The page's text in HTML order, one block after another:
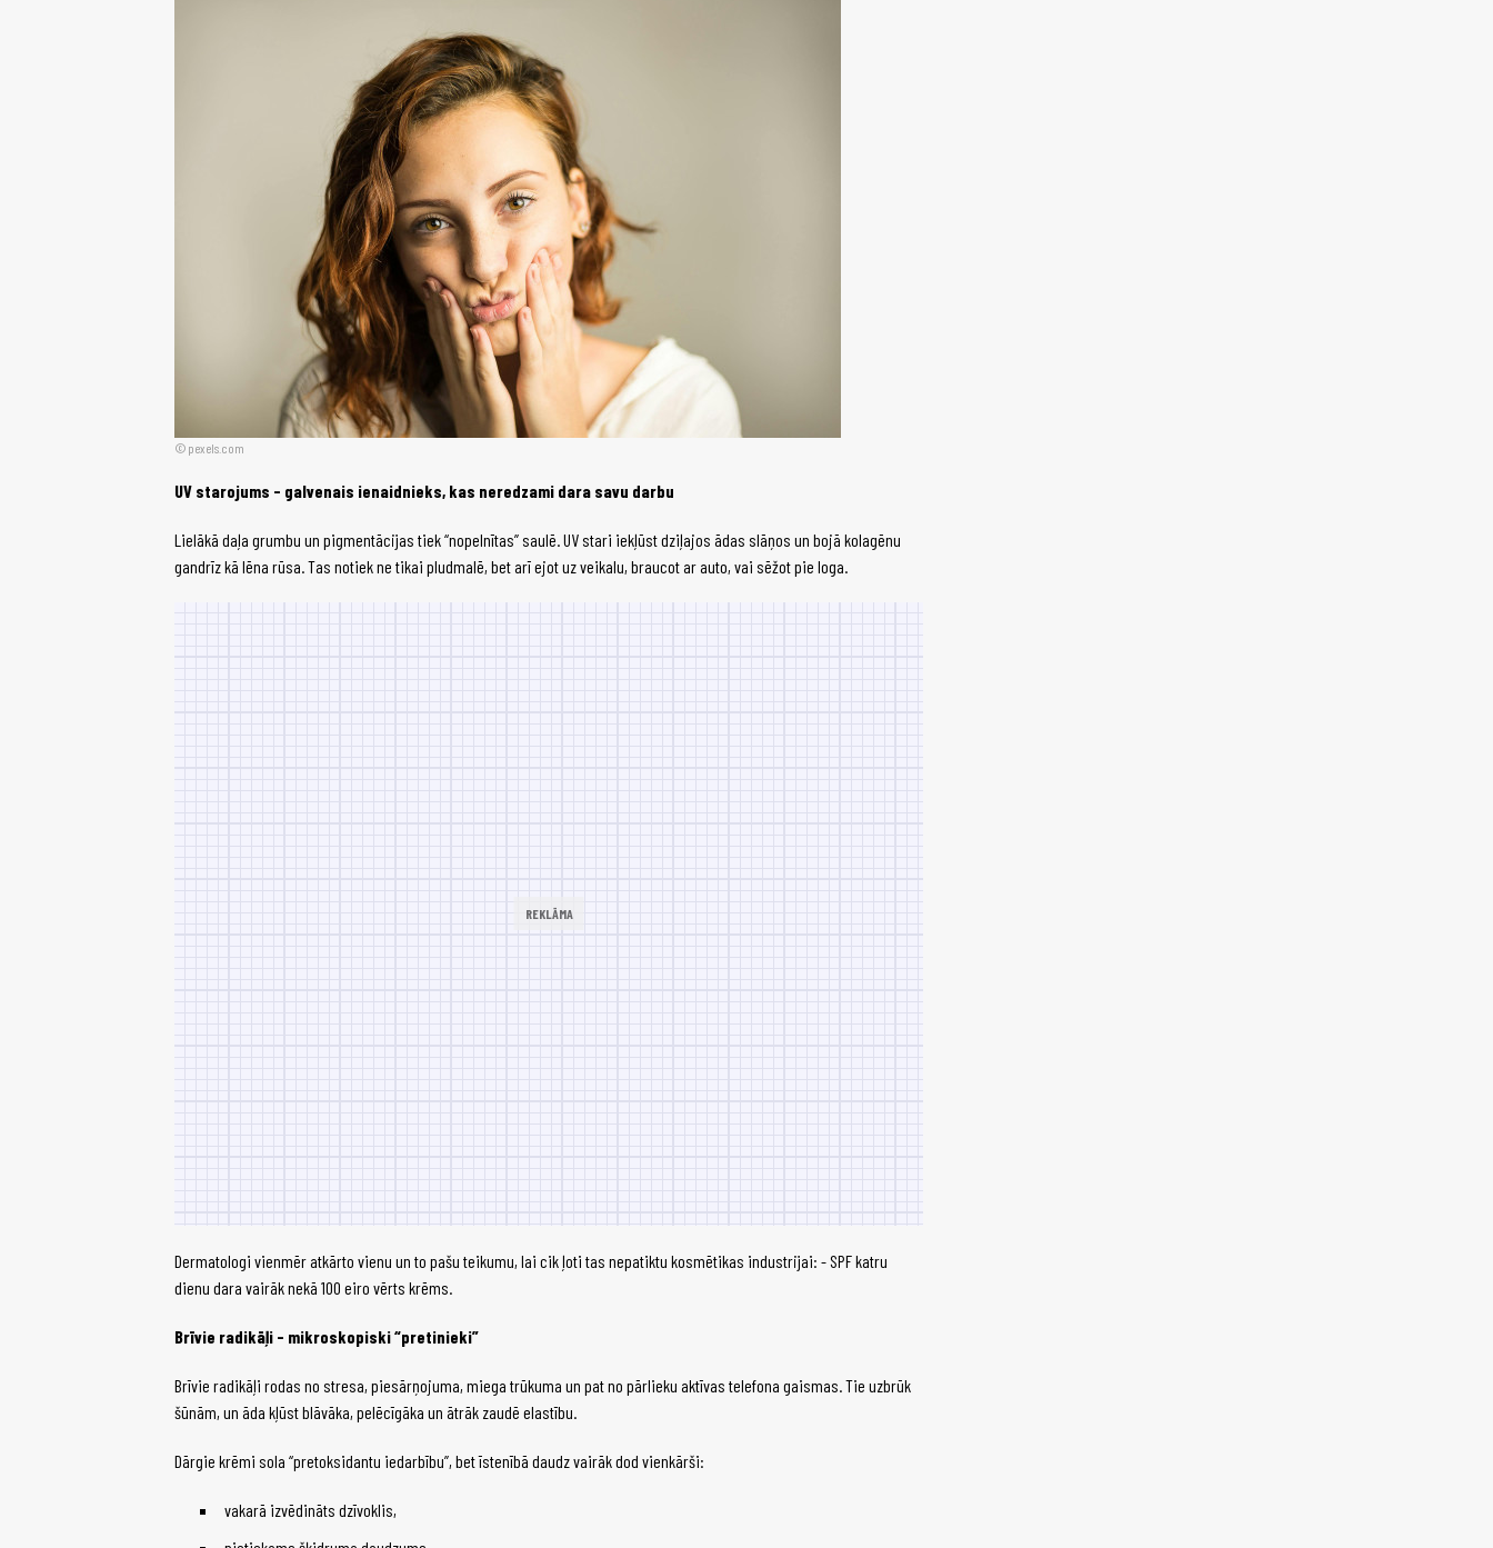
pexels.com
UV starojums - galvenais ienaidnieks, kas neredzami dara savu darbu
Lielākā daļa grumbu un pigmentācijas tiek “nopelnītas” saulē. UV stari iekļūst dziļajos ādas slāņos un bojā kolagēnu
gandrīz kā lēna rūsa. Tas notiek ne tikai pludmalē, bet arī ejot uz veikalu, braucot ar auto, vai sēžot pie loga.
Dermatologi vienmēr atkārto vienu un to pašu teikumu, lai cik ļoti tas nepatiktu kosmētikas industrijai: - SPF katru
dienu dara vairāk nekā 100 eiro vērts krēms.
Brīvie radikāļi - mikroskopiski “pretinieki”
Brīvie radikāļi rodas no stresa, piesārņojuma, miega trūkuma un pat no pārlieku aktīvas telefona gaismas. Tie uzbrūk
šūnām, un āda kļūst blāvāka, pelēcīgāka un ātrāk zaudē elastību.
Dārgie krēmi sola “pretoksidantu iedarbību”, bet īstenībā daudz vairāk dod vienkārši:
vakarā izvēdināts dzīvoklis,